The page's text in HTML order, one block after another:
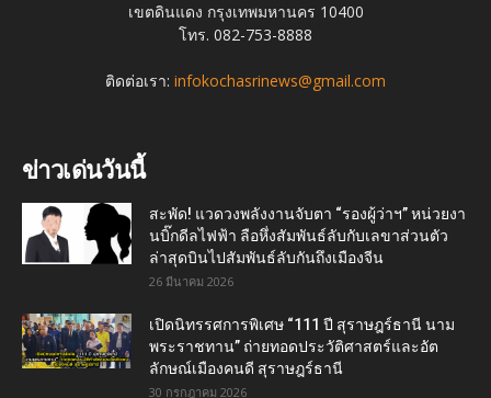
เขตดินแดง กรุงเทพมหานคร 10400
โทร. 082-753-8888
ติดต่อเรา: infokochasrinews@gmail.com
ข่าวเด่นวันนี้
สะพัด! แวดวงพลังงานจับตา “รองผู้ว่าฯ” หน่วยงา
นบิ๊กดีลไฟฟ้า ลือหึ่งสัมพันธ์ลับกับเลขาส่วนตัว
ล่าสุดบินไปสัมพันธ์ลับกันถึงเมืองจีน
26 มีนาคม 2026
เปิดนิทรรศการพิเศษ “111 ปี สุราษฎร์ธานี นาม
พระราชทาน” ถ่ายทอดประวัติศาสตร์และอัต
ลักษณ์เมืองคนดี สุราษฎร์ธานี
30 กรกฎาคม 2026